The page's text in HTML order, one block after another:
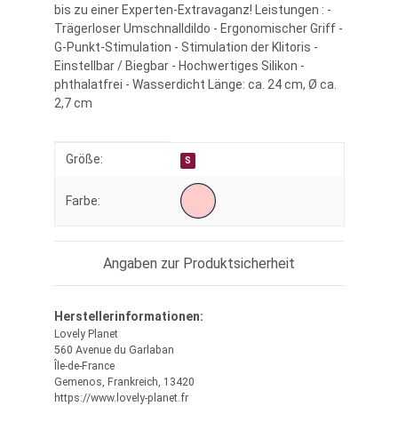
bis zu einer Experten-Extravaganz! Leistungen : -
Trägerloser Umschnalldildo - Ergonomischer Griff -
G-Punkt-Stimulation - Stimulation der Klitoris -
Einstellbar / Biegbar - Hochwertiges Silikon -
phthalatfrei - Wasserdicht Länge: ca. 24 cm, Ø ca.
2,7 cm
Produkteigenschaft
Wert
Größe: S
Farbe:
Angaben zur Produktsicherheit
Herstellerinformationen:
Lovely Planet
560 Avenue du Garlaban
Île-de-France
Gemenos, Frankreich, 13420
https://www.lovely-planet.fr